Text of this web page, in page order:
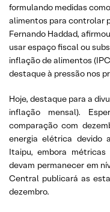
formulando medidas
alimentos para controlar
Fernando Haddad,
usar espaço fiscal ou
inflação de alimentos
destaque à pressão nos
Hoje, destaque para a
inflação mensal).
comparação com
energia elétrica devido
Itaipu, embora
devam permanecer em
Central publicará as
dezembro.